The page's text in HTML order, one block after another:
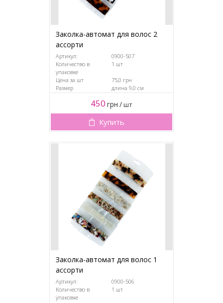
Заколка-автомат для волос 2
ассорти
Артикул:
0900-507
Количество в
упаковке
1 шт
Цена за шт
75,0 грн
Размер
длина 9,0 см
450 грн /шт
Купить
Заколка-автомат для волос 1
ассорти
Артикул:
0900-506
Количество в
упаковке
1 шт